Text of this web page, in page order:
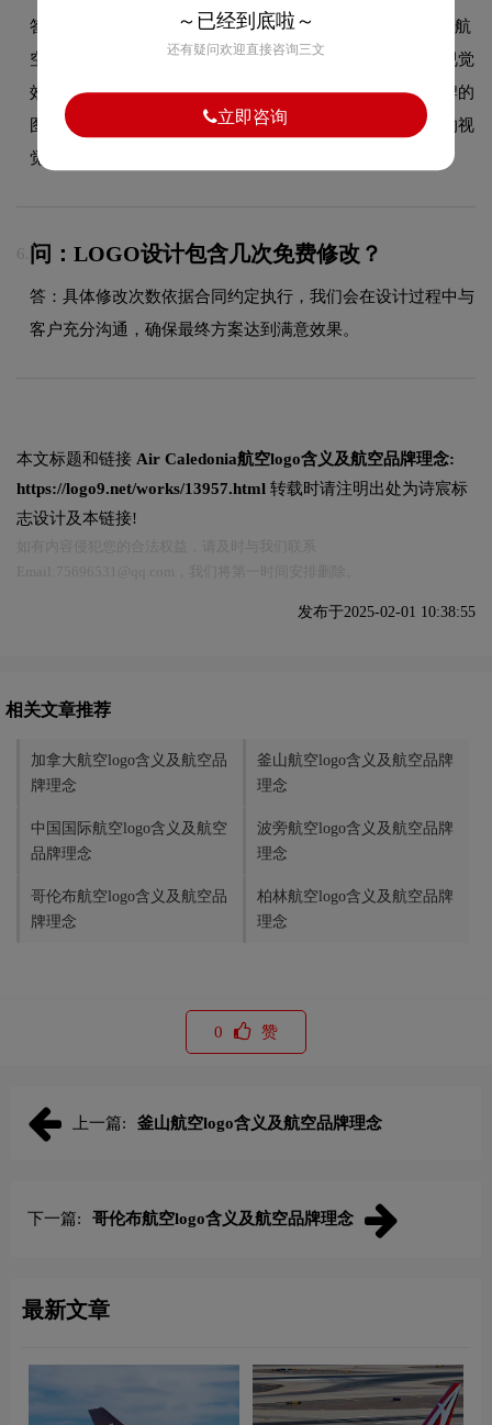
答：Air Caledonia品牌整体使用的色彩方案充分契合了其在航
空领域的品牌定位，采用多色渐变搭配，营造活力丰富的视觉
效果，展现品牌年轻化的态度。这种色彩选择既传递了品牌的
图形设计美学，又能有效吸引目标受众，使标志具有较强的视
觉辨识度。
6. 问：LOGO设计包含几次免费修改？
答：具体修改次数依据合同约定执行，我们会在设计过程中与
客户充分沟通，确保最终方案达到满意效果。
本文标题和链接 Air Caledonia航空logo含义及航空品牌理念:
https://logo9.net/works/13957.html 转载时请注明出处为诗宸标
志设计及本链接!
发布于2025-02-01 10:38:55
相关文章推荐
加拿大航空logo含义及航空品
牌理念
釜山航空logo含义及航空品牌
理念
中国国际航空logo含义及航空
品牌理念
波旁航空logo含义及航空品牌
理念
哥伦布航空logo含义及航空品
牌理念
柏林航空logo含义及航空品牌
理念
0 赞
上一篇: 釜山航空logo含义及航空品牌理念
下一篇: 哥伦布航空logo含义及航空品牌理念
最新文章
～已经到底啦～
还有疑问欢迎直接咨询三文
立即咨询